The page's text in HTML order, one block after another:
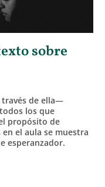
sobre
través de ella—
los que
propósito de
el aula se muestra
esperanzador.